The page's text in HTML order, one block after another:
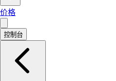
价格
控制台